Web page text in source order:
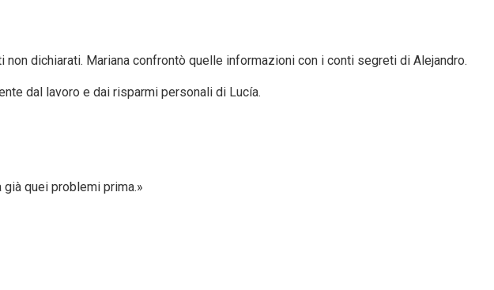
dichiarati. Mariana confrontò quelle informazioni con i conti segreti di Alejandro.
dal lavoro e dai risparmi personali di Lucía.
quei problemi prima.»